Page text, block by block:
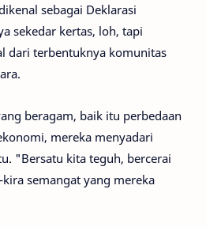
sebagai Deklarasi
sekedar kertas, loh, tapi
dari terbentuknya komunitas
beragam, baik itu perbedaan
mereka menyadari
"Bersatu kita teguh, bercerai
semangat yang mereka